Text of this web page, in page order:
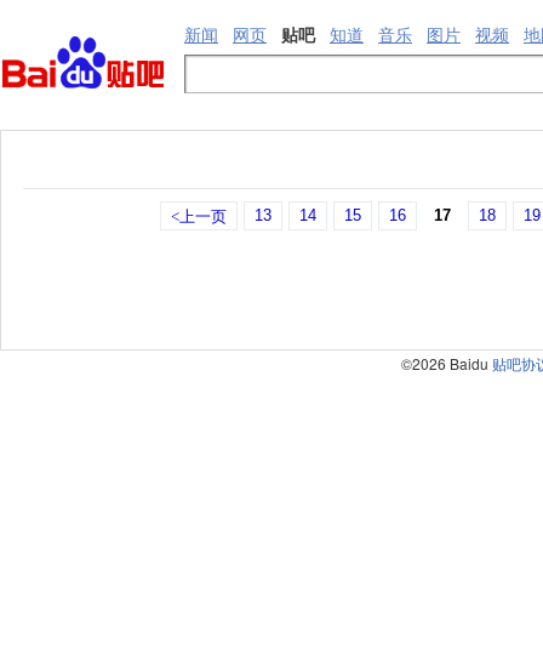
新闻 网页 贴吧 知道 音乐 图片 视频
<上一页 13 14 15 16 17 18 19
©2026 Baidu 贴吧协